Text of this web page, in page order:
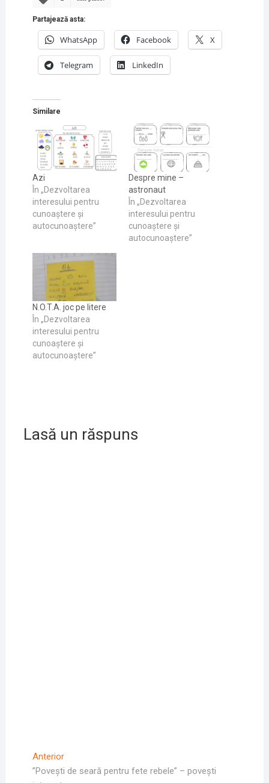
Partajează asta:
WhatsApp Facebook X
Telegram LinkedIn
Similare
Azi
În „Dezvoltarea
interesului pentru
cunoaştere și
autocunoaştere”
Despre mine –
astronaut
În „Dezvoltarea
interesului pentru
cunoaştere și
autocunoaştere”
N.O.T.A. joc pe litere
În „Dezvoltarea
interesului pentru
cunoaştere și
autocunoaştere”
Lasă un răspuns
Navigare
în
AnteriorArticolul
Anterior
”Povești de seară pentru fete rebele” – povești